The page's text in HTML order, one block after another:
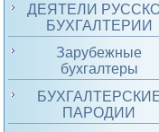
ДЕЯТЕЛИ
БУХГАЛТЕРИИ
Зарубежные
бухгалтеры
ПАРОДИИ